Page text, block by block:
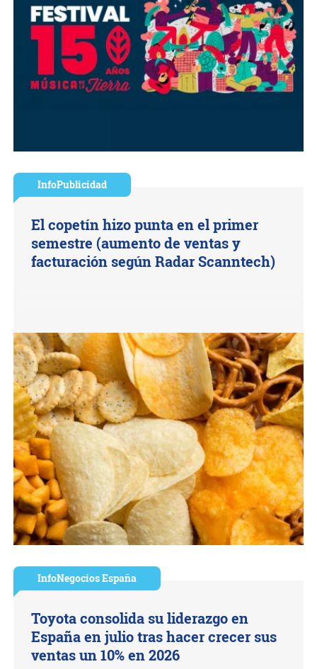
InfoPublicidad
El copetín hizo punta en el primer
semestre (aumento de ventas y
facturación según Radar Scanntech)
InfoNegocios España
Toyota consolida su liderazgo en
España en julio tras hacer crecer sus
ventas un 10% en 2026